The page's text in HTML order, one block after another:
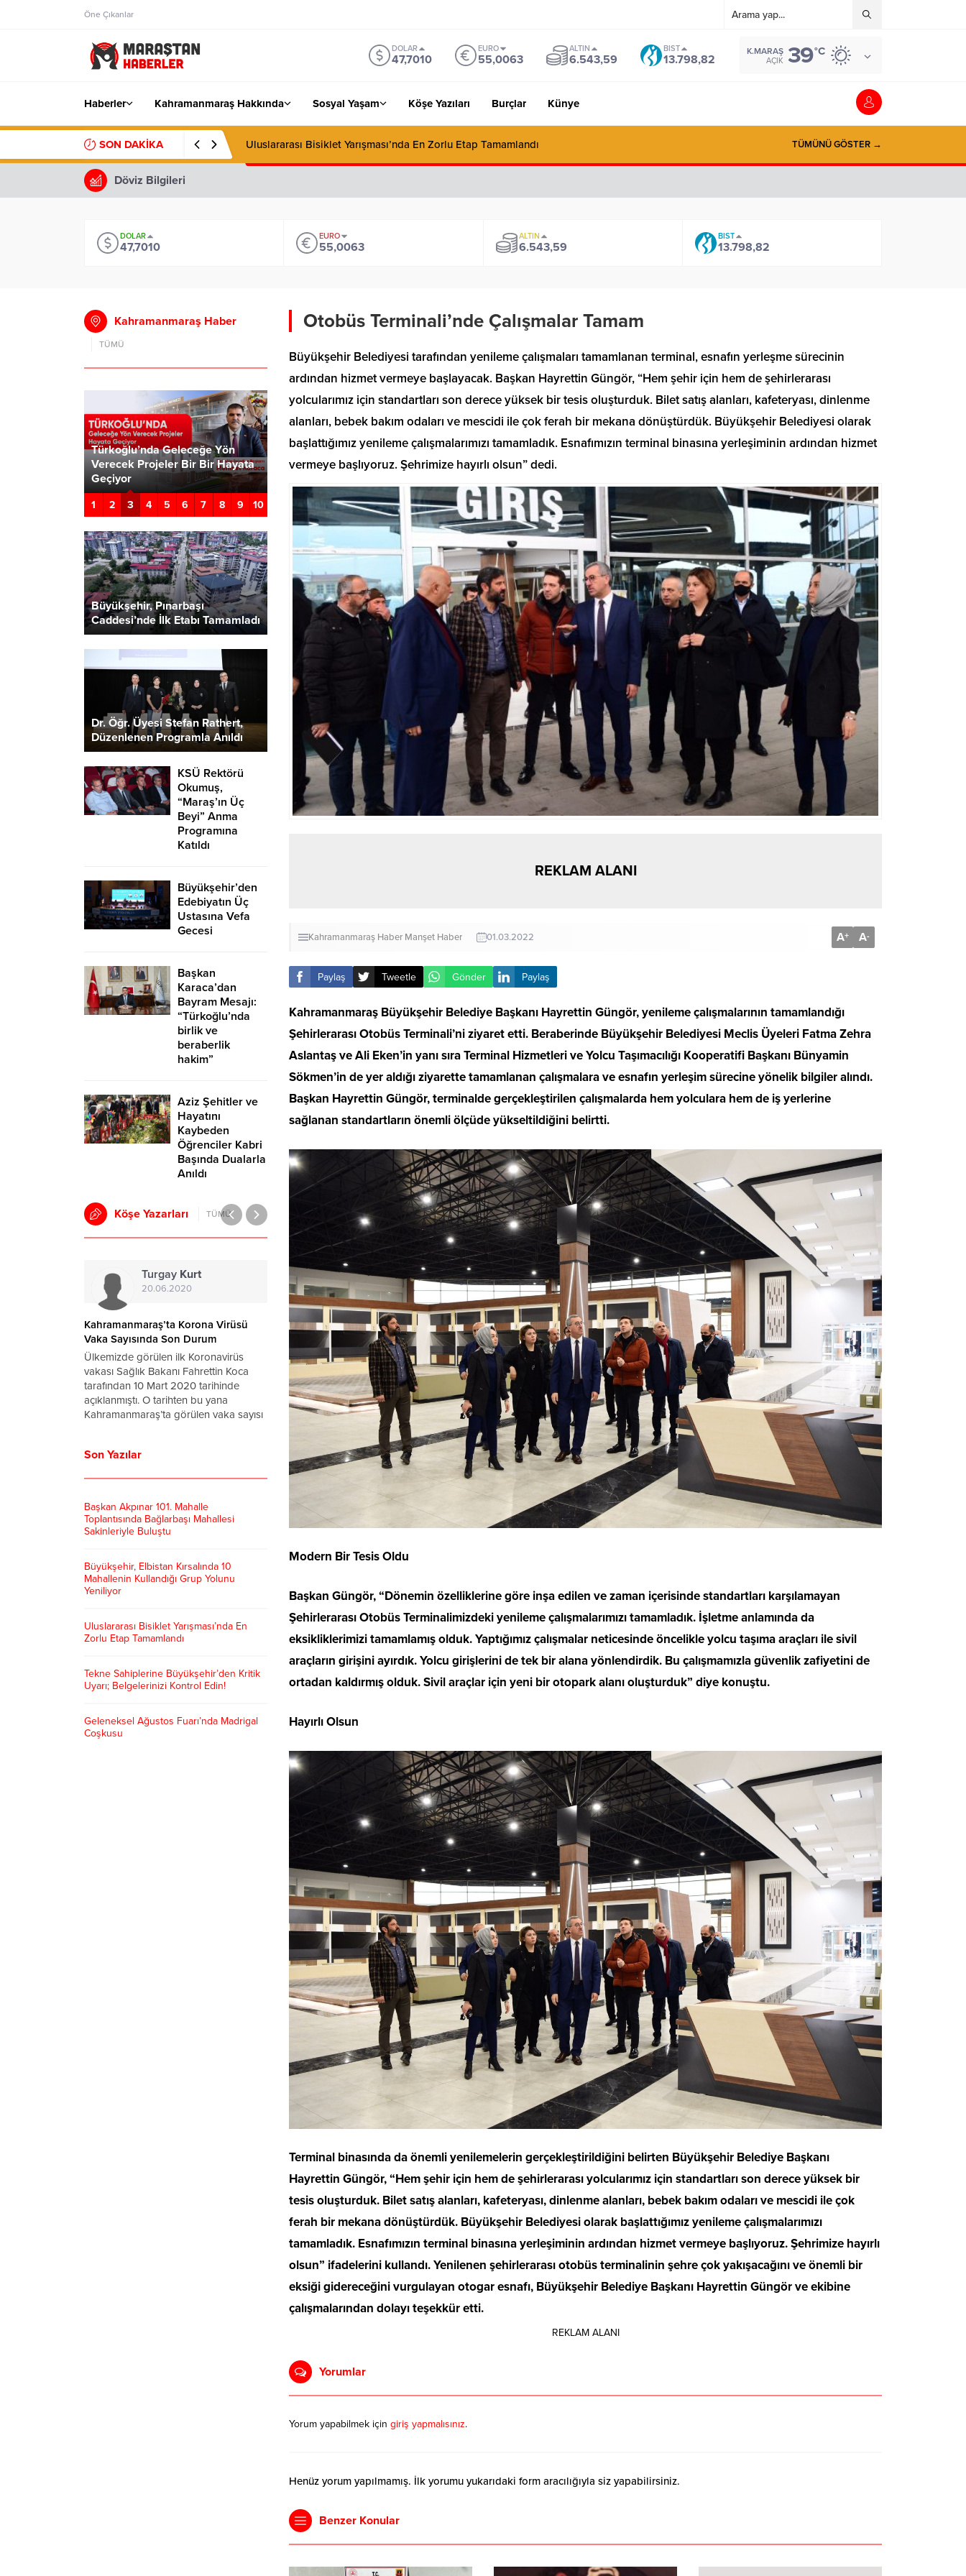
Öne Çıkanlar
DOLAR
47,7010
EURO
55,0063
ALTIN
6.543,59
BIST
13.798,82
K.MARAŞ
AÇIK 39°C
Haberler Kahramanmaraş Hakkında Sosyal Yaşam Köşe Yazıları Burçlar Künye
SON DAKİKA Uluslararası Bisiklet Yarışması’nda En Zorlu Etap Tamamlandı TÜMÜNÜ GÖSTER →
Döviz Bilgileri
DOLAR
47,7010
EURO
55,0063
ALTIN
6.543,59
BIST
13.798,82
Otobüs Terminali’nde Çalışmalar Tamam
Büyükşehir Belediyesi tarafından yenileme çalışmaları tamamlanan terminal, esnafın yerleşme sürecinin
ardından hizmet vermeye başlayacak. Başkan Hayrettin Güngör, “Hem şehir için hem de şehirlerarası
yolcularımız için standartları son derece yüksek bir tesis oluşturduk. Bilet satış alanları, kafeteryası, dinlenme
alanları, bebek bakım odaları ve mescidi ile çok ferah bir mekana dönüştürdük. Büyükşehir Belediyesi olarak
başlattığımız yenileme çalışmalarımızı tamamladık. Esnafımızın terminal binasına yerleşiminin ardından hizmet
vermeye başlıyoruz. Şehrimize hayırlı olsun” dedi.
REKLAM ALANI
Kahramanmaraş Haber Manşet Haber 01.03.2022 A+ A-
Paylaş Tweetle Gönder Paylaş
Kahramanmaraş Büyükşehir Belediye Başkanı Hayrettin Güngör, yenileme çalışmalarının tamamlandığı
Şehirlerarası Otobüs Terminali’ni ziyaret etti. Beraberinde Büyükşehir Belediyesi Meclis Üyeleri Fatma Zehra
Aslantaş ve Ali Eken’in yanı sıra Terminal Hizmetleri ve Yolcu Taşımacılığı Kooperatifi Başkanı Bünyamin
Sökmen’in de yer aldığı ziyarette tamamlanan çalışmalara ve esnafın yerleşim sürecine yönelik bilgiler alındı.
Başkan Hayrettin Güngör, terminalde gerçekleştirilen çalışmalarda hem yolculara hem de iş yerlerine
sağlanan standartların önemli ölçüde yükseltildiğini belirtti.
Modern Bir Tesis Oldu
Başkan Güngör, “Dönemin özelliklerine göre inşa edilen ve zaman içerisinde standartları karşılamayan
Şehirlerarası Otobüs Terminalimizdeki yenileme çalışmalarımızı tamamladık. İşletme anlamında da
eksikliklerimizi tamamlamış olduk. Yaptığımız çalışmalar neticesinde öncelikle yolcu taşıma araçları ile sivil
araçların girişini ayırdık. Yolcu girişlerini de tek bir alana yönlendirdik. Bu çalışmamızla güvenlik zafiyetini de
ortadan kaldırmış olduk. Sivil araçlar için yeni bir otopark alanı oluşturduk” diye konuştu.
Hayırlı Olsun
Terminal binasında da önemli yenilemelerin gerçekleştirildiğini belirten Büyükşehir Belediye Başkanı
Hayrettin Güngör, “Hem şehir için hem de şehirlerarası yolcularımız için standartları son derece yüksek bir
tesis oluşturduk. Bilet satış alanları, kafeteryası, dinlenme alanları, bebek bakım odaları ve mescidi ile çok
ferah bir mekana dönüştürdük. Büyükşehir Belediyesi olarak başlattığımız yenileme çalışmalarımızı
tamamladık. Esnafımızın terminal binasına yerleşiminin ardından hizmet vermeye başlıyoruz. Şehrimize hayırlı
olsun” ifadelerini kullandı. Yenilenen şehirlerarası otobüs terminalinin şehre çok yakışacağını ve önemli bir
eksiği gidereceğini vurgulayan otogar esnafı, Büyükşehir Belediye Başkanı Hayrettin Güngör ve ekibine
çalışmalarından dolayı teşekkür etti.
REKLAM ALANI
Yorumlar
Yorum yapabilmek için giriş yapmalısınız.
Henüz yorum yapılmamış. İlk yorumu yukarıdaki form aracılığıyla siz yapabilirsiniz.
Benzer Konular
Kahramanmaraş Haber
TÜMÜ
Türkoğlu’nda Geleceğe Yön
Verecek Projeler Bir Bir Hayata
Geçiyor
Başkan Akpınar’dan Doğu
Büyükşehir’den, Dulkadiroğlu
Menderes Mahallesi’nde
1 2 3 4 5 6 7 8 9 10
Büyükşehir, Pınarbaşı
Caddesi’nde İlk Etabı Tamamladı
Dr. Öğr. Üyesi Stefan Rathert,
Düzenlenen Programla Anıldı
KSÜ Rektörü
Okumuş,
“Maraş’ın Üç
Beyi” Anma
Programına
Katıldı
Büyükşehir’den
Edebiyatın Üç
Ustasına Vefa
Gecesi
Başkan
Karaca’dan
Bayram Mesajı:
“Türkoğlu’nda
birlik ve
beraberlik
hakim”
Aziz Şehitler ve
Hayatını
Kaybeden
Öğrenciler Kabri
Başında Dualarla
Anıldı
Köşe Yazarları TÜMÜ
Turgay Kurt
20.06.2020
Kahramanmaraş’ta Korona Virüsü
Vaka Sayısında Son Durum
Ülkemizde görülen ilk Koronavirüs
vakası Sağlık Bakanı Fahrettin Koca
tarafından 10 Mart 2020 tarihinde
açıklanmıştı. O tarihten bu yana
Kahramanmaraş’ta görülen vaka sayısı
normalleşme tarihleri ve kuralları
AbdurrahimKırkgeçit
05.04.2020
Korona Sürecini Avantaja Çevirmek
Mümkün mü?
İnsanlık tarihi bir çok olaylara şahitlik
etmiştir… Ama yaşadığımız bu süreç
emsali az olan bir salgınla karşı karşıya
ve bütün dünya mücadele içerisinde.
Herkes bir an önce salgının bitmesini
ve hayatın normale dönmesini dört
gözle bekliyor. Bu süreçte zamanımızın
tamamını...
Son Yazılar
Başkan Akpınar 101. Mahalle
Toplantısında Bağlarbaşı Mahallesi
Sakinleriyle Buluştu
Büyükşehir, Elbistan Kırsalında 10
Mahallenin Kullandığı Grup Yolunu
Yeniliyor
Uluslararası Bisiklet Yarışması’nda En
Zorlu Etap Tamamlandı
Tekne Sahiplerine Büyükşehir’den Kritik
Uyarı; Belgelerinizi Kontrol Edin!
Geleneksel Ağustos Fuarı’nda Madrigal
Coşkusu